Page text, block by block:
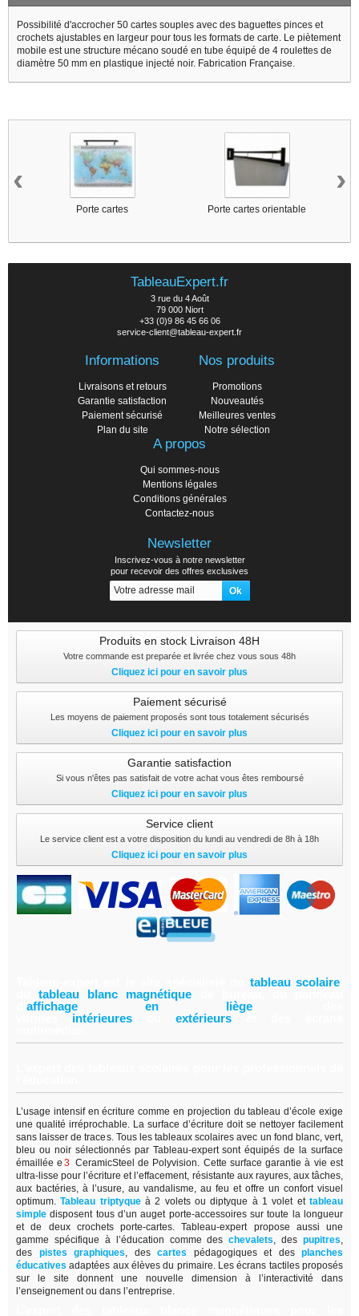
Possibilité d'accrocher 50 cartes souples avec des baguettes pinces et
crochets ajustables en largeur pour tous les formats de carte. Le piètement
mobile est une structure mécano soudé en tube équipé de 4 roulettes de
diamètre 50 mm en plastique injecté noir. Fabrication Française.
Porte cartes Porte cartes orientable
‹ ›
TableauExpert.fr
3 rue du 4 Août
79 000 Niort
+33 (0)9 86 45 66 06
service-client@tableau-expert.fr
Informations
Livraisons et retours
Garantie satisfaction
Paiement sécurisé
Plan du site
Nos produits
Promotions
Nouveautés
Meilleures ventes
Notre sélection
A propos
Qui sommes-nous
Mentions légales
Conditions générales
Contactez-nous
Newsletter
Inscrivez-vous à notre newsletter
pour recevoir des offres exclusives
Produits en stock Livraison 48H
Votre commande est preparée et livrée chez vous sous 48h
Cliquez ici pour en savoir plus
Paiement sécurisé
Les moyens de paiement proposés sont tous totalement sécurisés
Cliquez ici pour en savoir plus
Garantie satisfaction
Si vous n'êtes pas satisfait de votre achat vous êtes remboursé
Cliquez ici pour en savoir plus
Service client
Le service client est a votre disposition du lundi au vendredi de 8h à 18h
Cliquez ici pour en savoir plus
tableau scolaire
tableau blanc magnétique
affichage en liège
intérieures extérieurs
L’usage intensif en écriture comme en projection du tableau d’école exige
une qualité irréprochable. La surface d’écriture doit se nettoyer facilement
sans laisser de traces. Tous les tableaux scolaires avec un fond blanc, vert,
bleu ou noir sélectionnés par Tableau-expert sont équipés de la surface
émaillée e 3 CeramicSteel de Polyvision. Cette surface garantie à vie est
ultra-lisse pour l’écriture et l’effacement, résistante aux rayures, aux tâches,
aux bactéries, à l’usure, au vandalisme, au feu et offre un confort visuel
optimum. Tableau triptyque à 2 volets ou diptyque à 1 volet et tableau
simple disposent tous d’un auget porte-accessoires sur toute la longueur
et de deux crochets porte-cartes. Tableau-expert propose aussi une
gamme spécifique à l’éducation comme des chevalets, des pupitres,
des
pistes graphiques, des cartes pédagogiques et des
planches
éducatives adaptées aux élèves du primaire. Les écrans tactiles proposés
sur le site donnent une nouvelle dimension à l’interactivité dans
l’enseignement ou dans l’entreprise.